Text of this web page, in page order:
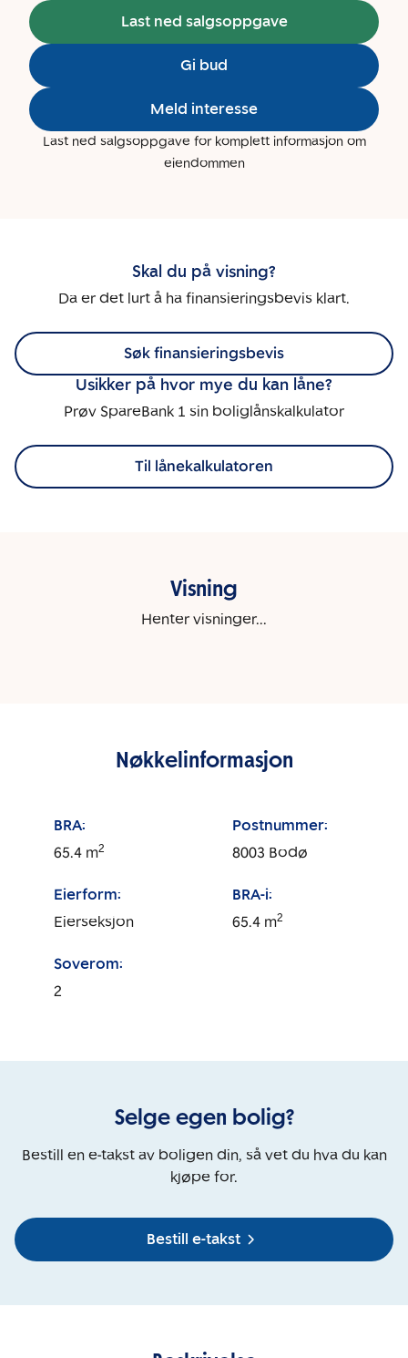
Last ned salgsoppgave
Gi bud
Meld interesse
Last ned salgsoppgave for komplett informasjon om
eiendommen
Skal du på visning?
Da er det lurt å ha finansieringsbevis klart.
Søk finansieringsbevis
Usikker på hvor mye du kan låne?
Prøv SpareBank 1 sin boliglånskalkulator
Til lånekalkulatoren
Visning
Henter visninger...
Nøkkelinformasjon
BRA:
65.4 m2
Postnummer:
8003 Bodø
Eierform:
Eierseksjon
BRA-i:
65.4 m2
Soverom:
2
Selge egen bolig?
Bestill en e-takst av boligen din, så vet du hva du kan
kjøpe for.
Bestill e-takst